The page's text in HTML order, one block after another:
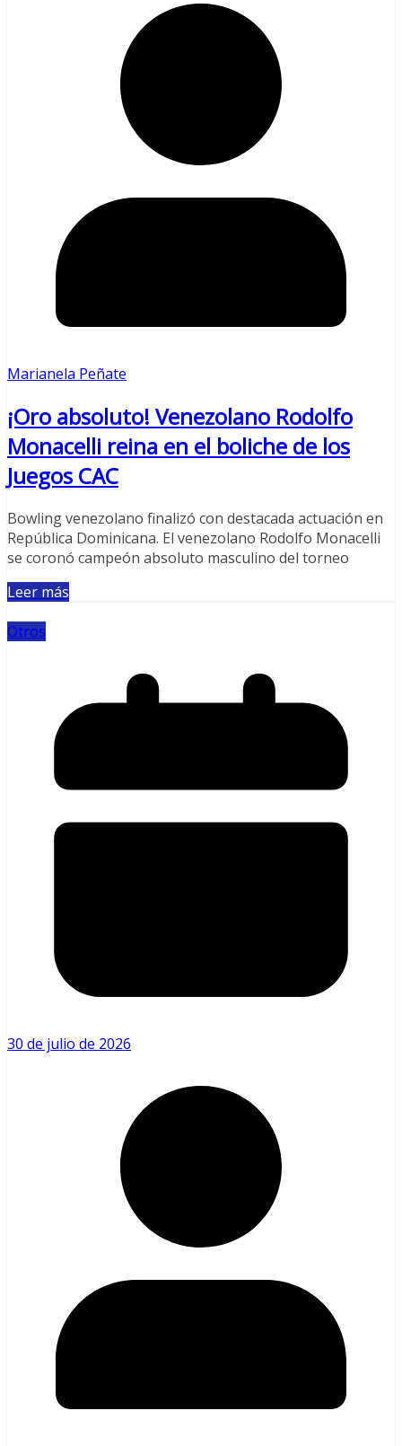
Marianela Peñate
¡Oro absoluto! Venezolano Rodolfo
Monacelli reina en el boliche de los
Juegos CAC
Bowling venezolano finalizó con destacada actuación en
República Dominicana. El venezolano Rodolfo Monacelli
se coronó campeón absoluto masculino del torneo
Leer más
Otros
30 de julio de 2026